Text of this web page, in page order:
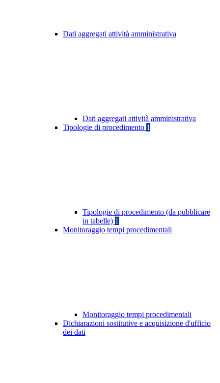
Dati aggregati attività amministrativa
Dati aggregati attività amministrativa
Tipologie di procedimento 1
Tipologie di procedimento (da pubblicare
in tabelle) 1
Monitoraggio tempi procedimentali
Monitoraggio tempi procedimentali
Dichiarazioni sostitutive e acquisizione d'ufficio
dei dati